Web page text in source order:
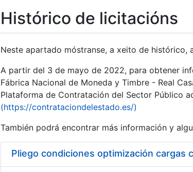
Mostrar/Ocultar
Mostrar/Ocultar
Mostrar/Ocultar
Histórico de licitacións
Neste apartado móstranse, a xeito de histórico,
A partir del 3 de mayo de 2022, para obtener
Fábrica Nacional de Moneda y Timbre - Real
Plataforma de Contratación del Sector Público
(https://contrataciondelestado.es/)
También podrá encontrar más información y
Pliego condiciones optimización cargas